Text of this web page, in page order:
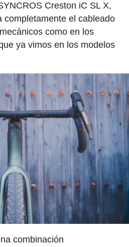
Creston iC SL X,
completamente el cableado
como en los
ya vimos en los modelos
combinación